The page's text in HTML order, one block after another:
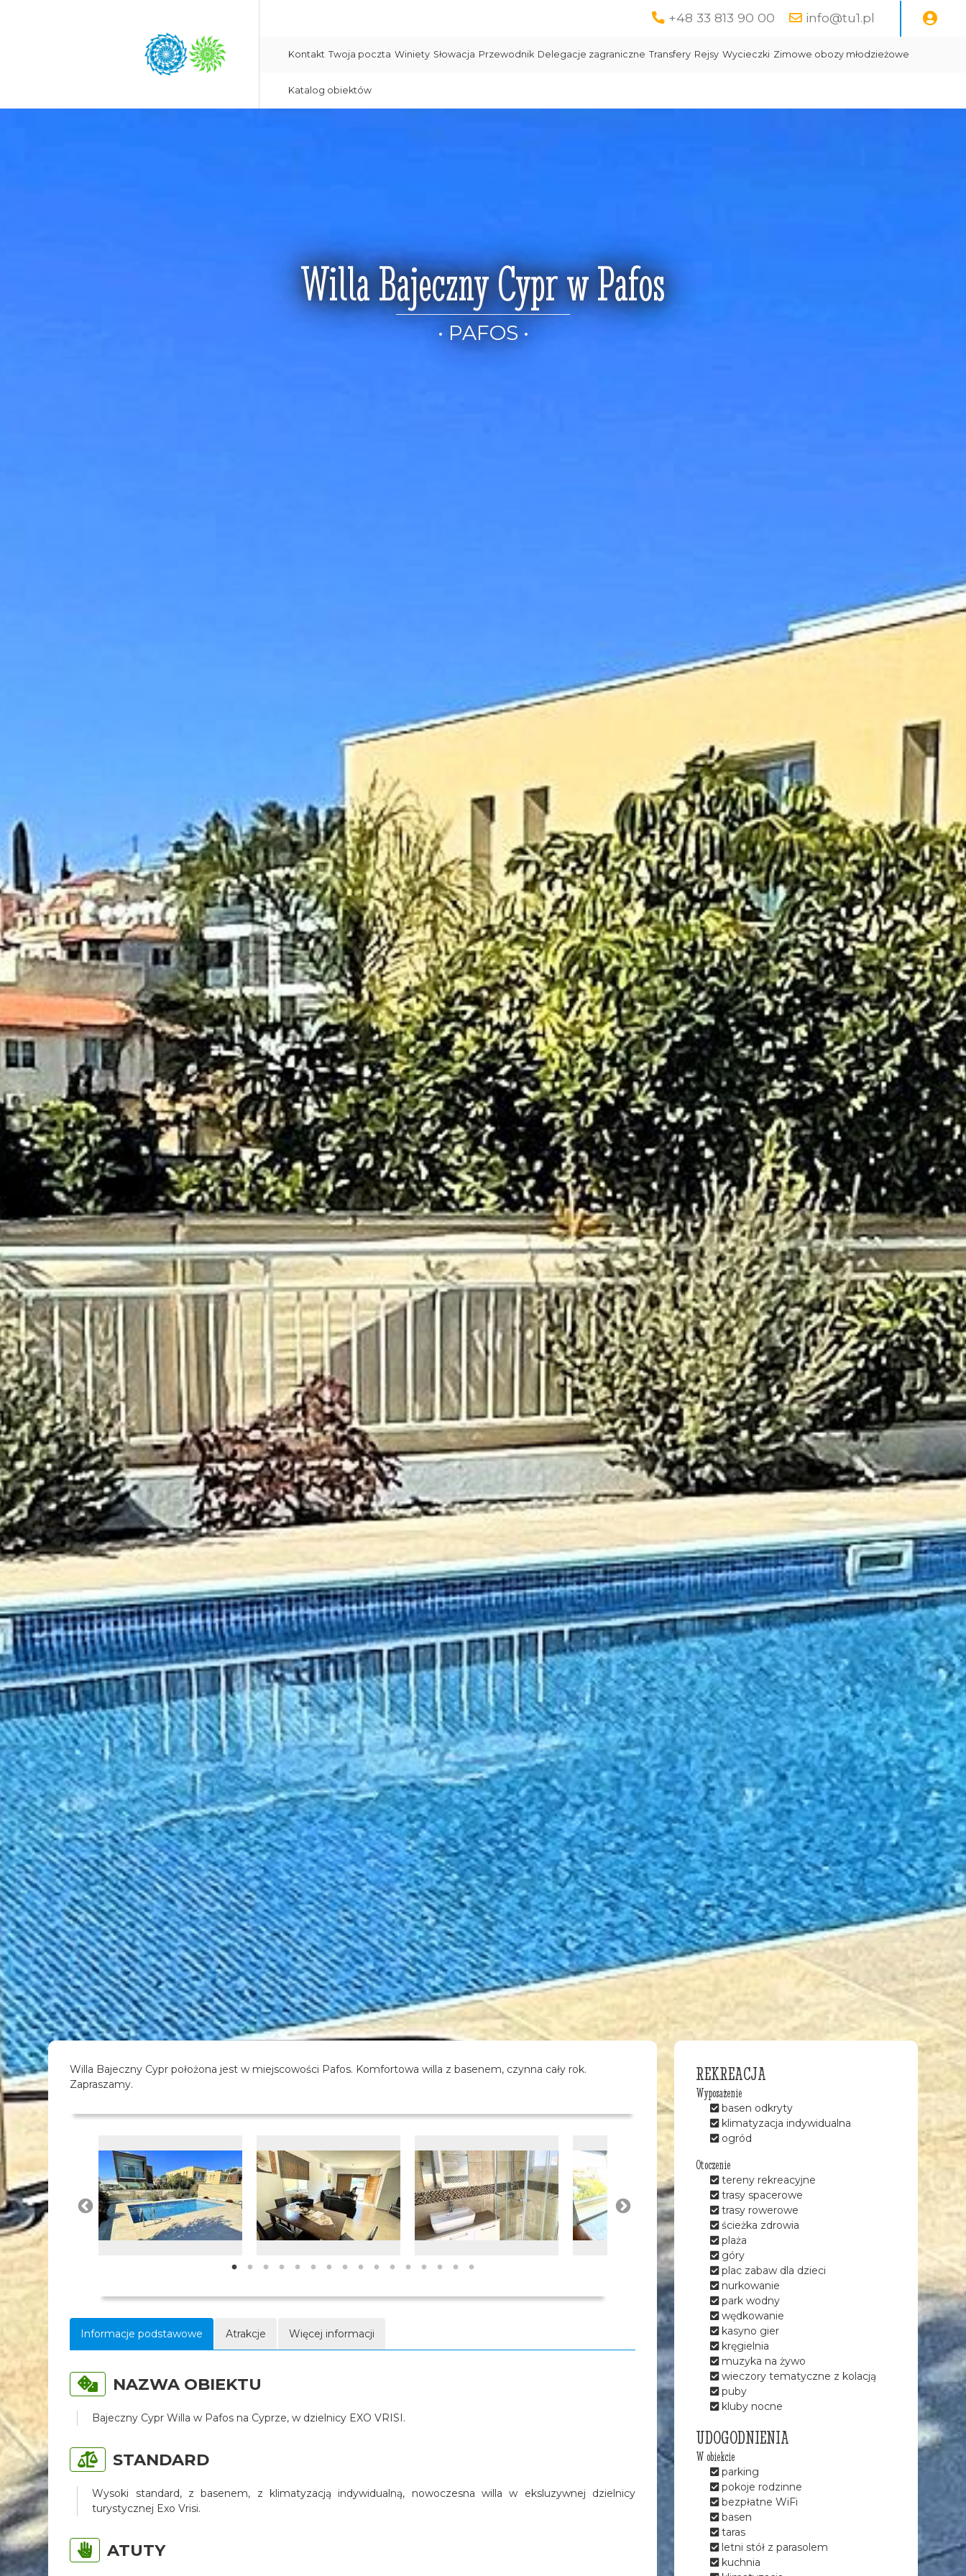
+48 33 813 90 00 info@tu1.pl
Kontakt Twoja poczta Winiety Słowacja Przewodnik Delegacje zagraniczne Transfery Rejsy Wycieczki Zimowe obozy młodzieżowe
Katalog obiektów
Willa Bajeczny Cypr w Pafos
• PAFOS •
Willa Bajeczny Cypr położona jest w miejscowości Pafos. Komfortowa willa z basenem, czynna cały rok.
Zapraszamy.
Informacje podstawowe Atrakcje Więcej informacji
NAZWA OBIEKTU
Bajeczny Cypr Willa w Pafos na Cyprze, w dzielnicy EXO VRISI.
STANDARD
Wysoki standard, z basenem, z klimatyzacją indywidualną, nowoczesna willa w eksluzywnej dzielnicy
turystycznej Exo Vrisi.
ATUTY
REKREACJA
Wyposażenie
basen odkryty
klimatyzacja indywidualna
ogród
Otoczenie
tereny rekreacyjne
trasy spacerowe
trasy rowerowe
ścieżka zdrowia
plaża
góry
plac zabaw dla dzieci
nurkowanie
park wodny
wędkowanie
kasyno gier
kręgielnia
muzyka na żywo
wieczory tematyczne z kolacją
puby
kluby nocne
UDOGODNIENIA
W obiekcie
parking
pokoje rodzinne
bezpłatne WiFi
basen
taras
letni stół z parasolem
kuchnia